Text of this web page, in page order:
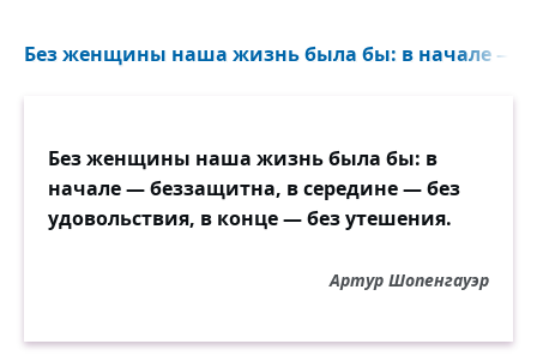
Без женщины наша жизнь была бы: в начале —
Без женщины наша жизнь была бы: в
начале — беззащитна, в середине — без
удовольствия, в конце — без утешения.
Артур Шопенгауэр